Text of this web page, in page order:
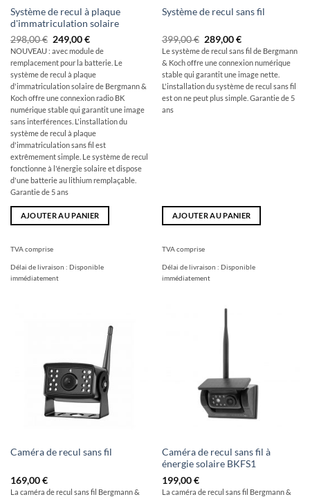
Système de recul à plaque
d'immatriculation solaire
298,00€ Le
prix
initial
était
de
:
298,00
€
249,00€Le
prix
actuel
est
de
249,00
€.
NOUVEAU : avec module de
remplacement pour la batterie. Le
système de recul à plaque
d'immatriculation solaire de Bergmann &
Koch offre une connexion radio BK
numérique stable qui garantit une image
sans interférences. L'installation du
système de recul à plaque
d'immatriculation sans fil est
extrêmement simple. Le système de recul
fonctionne à l'énergie solaire et dispose
d'une batterie au lithium remplaçable.
Garantie de 5 ans
AJOUTER AU PANIER
TVA comprise
Délai de livraison : Disponible
immédiatement
Système de recul sans fil
399,00€ Le
prix
initial
était
de
:
399,00
€
289,00€Le
prix
actuel
est
de
289,00
€.
Le système de recul sans fil de Bergmann
& Koch offre une connexion numérique
stable qui garantit une image nette.
L'installation du système de recul sans fil
est on ne peut plus simple. Garantie de 5
ans
AJOUTER AU PANIER
TVA comprise
Délai de livraison : Disponible
immédiatement
Caméra de recul sans fil
169,00€
La caméra de recul sans fil Bergmann &
Caméra de recul sans fil à
énergie solaire BKFS1
199,00€
La caméra de recul sans fil Bergmann &